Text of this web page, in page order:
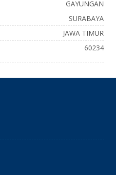
GAYUNGAN
SURABAYA
JAWA TIMUR
60234